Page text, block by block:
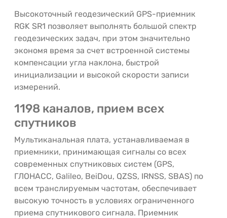
Высокоточный геодезический GPS-приемник
RGK SR1 позволяет выполнять большой спектр
геодезических задач, при этом значительно
экономя время за счет встроенной системы
компенсации угла наклона, быстрой
инициализации и высокой скорости записи
измерений.
1198 каналов, прием всех
спутников
Мультиканальная плата, устанавливаемая в
приемники, принимающая сигналы со всех
современных спутниковых систем (GPS,
ГЛОНАСС, Galileo, BeiDou, QZSS, IRNSS, SBAS) по
всем транслируемым частотам, обеспечивает
высокую точность в условиях ограниченного
приема спутникового сигнала. Приемник